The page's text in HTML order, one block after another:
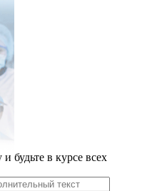
будьте в курсе всех